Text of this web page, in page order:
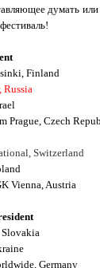
думать
Finland
Russia
Prague, Czech
Switzerland
Vienna, Austria
Slovakia
Germany